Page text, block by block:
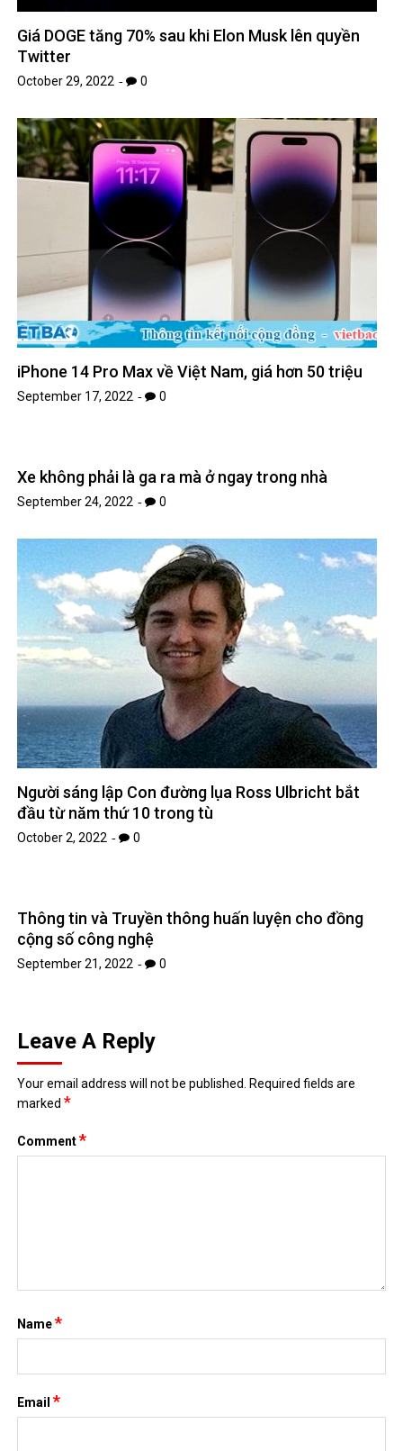
Giá DOGE tăng 70% sau khi Elon Musk lên quyền
Twitter
October 29, 2022 0
iPhone 14 Pro Max về Việt Nam, giá hơn 50 triệu
September 17, 2022 0
Xe không phải là ga ra mà ở ngay trong nhà
September 24, 2022 0
Người sáng lập Con đường lụa Ross Ulbricht bắt
đầu từ năm thứ 10 trong tù
October 2, 2022 0
Thông tin và Truyền thông huấn luyện cho đồng
cộng số công nghệ
September 21, 2022 0
Leave A Reply
Your email address will not be published. Required fields are
marked*
Comment*
Name*
Email*